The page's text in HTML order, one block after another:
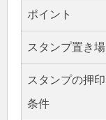
ポイント
スタンプ置き場
スタンプの押印
条件